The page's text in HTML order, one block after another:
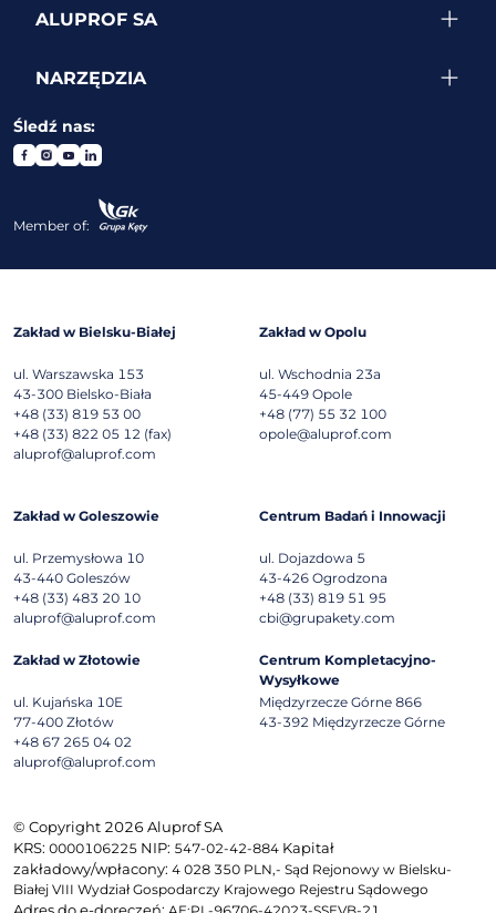
ALUPROF SA
NARZĘDZIA
Śledź nas:
Member of:
Zakład w Bielsku-Białej
ul. Warszawska 153
43-300 Bielsko-Biała
+48 (33) 819 53 00
+48 (33) 822 05 12 (fax)
aluprof@aluprof.com
Zakład w Opolu
ul. Wschodnia 23a
45-449 Opole
+48 (77) 55 32 100
opole@aluprof.com
Zakład w Goleszowie
ul. Przemysłowa 10
43-440 Goleszów
+48 (33) 483 20 10
aluprof@aluprof.com
Centrum Badań i Innowacji
ul. Dojazdowa 5
43-426 Ogrodzona
+48 (33) 819 51 95
cbi@grupakety.com
Zakład w Złotowie
ul. Kujańska 10E
77-400 Złotów
+48 67 265 04 02
aluprof@aluprof.com
Centrum Kompletacyjno-
Wysyłkowe
Międzyrzecze Górne 866
43-392 Międzyrzecze Górne
© Copyright 2026 Aluprof SA
KRS: 0000106225 NIP: 547-02-42-884 Kapitał
zakładowy/wpłacony: 4 028 350 PLN,- Sąd Rejonowy w Bielsku-
Białej VIII Wydział Gospodarczy Krajowego Rejestru Sądowego
Adres do e-doręczeń: